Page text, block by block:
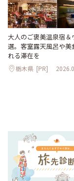
大人のご褒美温泉宿＆
選。客室露天風呂や美
れる滞在を
栃木県 [PR]